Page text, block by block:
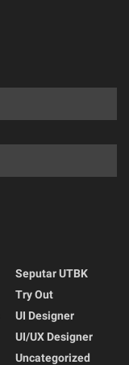
Seputar UTBK
Try Out
UI Designer
UI/UX Designer
Uncategorized